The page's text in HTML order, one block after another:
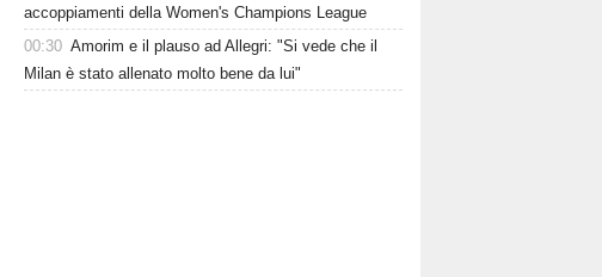
accoppiamenti della Women's Champions League
00:30 Amorim e il plauso ad Allegri: "Si vede che il
Milan è stato allenato molto bene da lui"